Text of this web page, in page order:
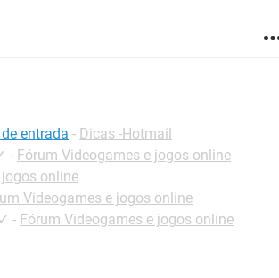
entrada - Dicas -Hotmail
- Fórum Videogames e jogos online
online
Videogames e jogos online
✓ - Fórum Videogames e jogos online